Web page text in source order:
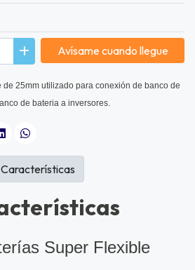
Avísame cuando llegue
25mm utilizado para conexión de banco de
de bateria a inversores.
Super Flexible
Características